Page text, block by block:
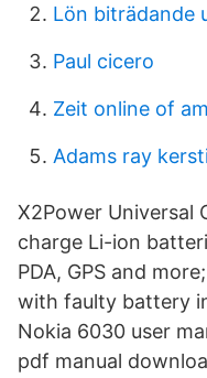
Lön biträdande
Paul cicero
Zeit online of
Adams ray
X2Power Universal
charge Li-ion
PDA, GPS and
with faulty battery
Nokia 6030 user
pdf manual